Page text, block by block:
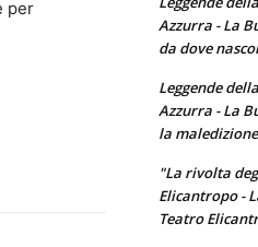
per
Azzurra - La
da dove
Leggende
Azzurra - La
la
"La rivolta
Elicantropo -
Teatro